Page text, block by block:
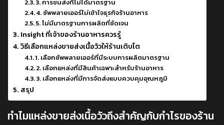
3. การขนส่งที่ไม่ได้มาตรฐาน
4. ซัพพลายเออร์ไม่เข้าใจธุรกิจร้านอาหาร
5. ไม่มีมาตรฐานการผลิตที่ชัดเจน
Insight ที่เจ้าของร้านอาหารควรรู้
วิธีเลือกแหล่งขายส่งเนื้อวัวให้ร้านเติบโต
1. เลือกซัพพลายเออร์ที่มีระบบการผลิตมาตรฐาน
2. เลือกแหล่งที่มีสินค้าเฉพาะสำหรับร้านอาหาร
3. เลือกแหล่งที่มีการจัดส่งแบบควบคุมอุณหภูมิ
สรุป
ทำไมแหล่งขายส่งเนื้อวัวถึงสำคัญกับกำไรของร้าน